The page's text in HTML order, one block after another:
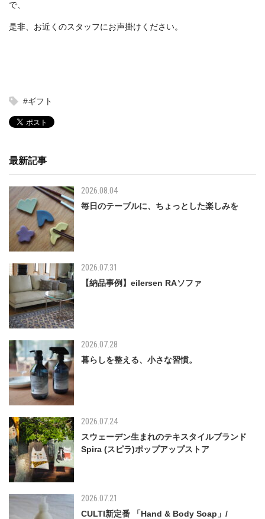
で、
是非、お近くのスタッフにお声掛けください。
#ギフト
最新記事
2026.08.04
毎日のテーブルに、ちょっとした楽しみを
2026.07.31
【納品事例】eilersen RAソファ
2026.07.28
暮らしを整える、小さな習慣。
2026.07.24
スウェーデン生まれのテキスタイルブランド
Spira (スピラ)ポップアップストア
2026.07.21
CULTI新定番 「Hand & Body Soap」/